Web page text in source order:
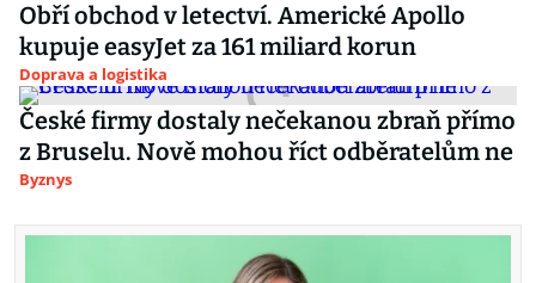
Obří obchod v letectví. Americké Apollo
kupuje easyJet za 161 miliard korun
Doprava a logistika
České firmy dostaly nečekanou zbraň přímo
z Bruselu. Nově mohou říct odběratelům ne
Byznys